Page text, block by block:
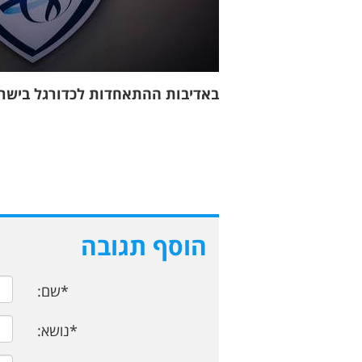
באדיבות ההתאחדות לכדורגל
הוסף תגובה
*שם:
*נושא: